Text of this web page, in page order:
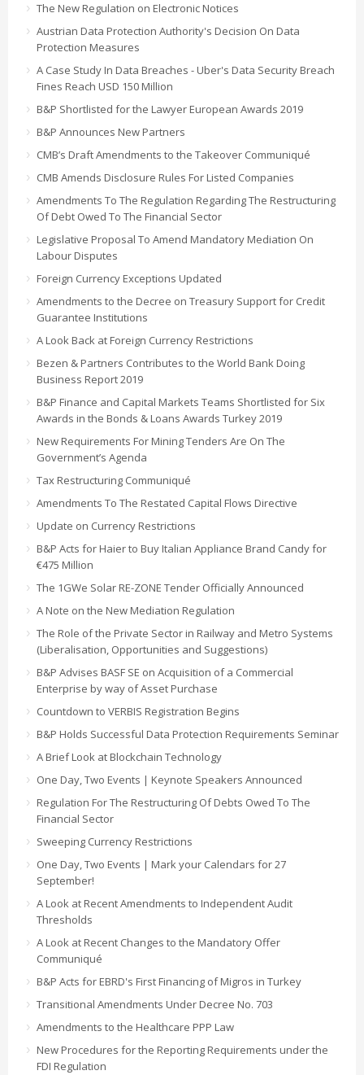
The New Regulation on Electronic Notices
Austrian Data Protection Authority's Decision On Data
Protection Measures
A Case Study In Data Breaches - Uber's Data Security Breach
Fines Reach USD 150 Million
B&P Shortlisted for the Lawyer European Awards 2019
B&P Announces New Partners
CMB’s Draft Amendments to the Takeover Communiqué
CMB Amends Disclosure Rules For Listed Companies
Amendments To The Regulation Regarding The Restructuring
Of Debt Owed To The Financial Sector
Legislative Proposal To Amend Mandatory Mediation On
Labour Disputes
Foreign Currency Exceptions Updated
Amendments to the Decree on Treasury Support for Credit
Guarantee Institutions
A Look Back at Foreign Currency Restrictions
Bezen & Partners Contributes to the World Bank Doing
Business Report 2019
B&P Finance and Capital Markets Teams Shortlisted for Six
Awards in the Bonds & Loans Awards Turkey 2019
New Requirements For Mining Tenders Are On The
Government’s Agenda
Tax Restructuring Communiqué
Amendments To The Restated Capital Flows Directive
Update on Currency Restrictions
B&P Acts for Haier to Buy Italian Appliance Brand Candy for
€475 Million
The 1GWe Solar RE-ZONE Tender Officially Announced
A Note on the New Mediation Regulation
The Role of the Private Sector in Railway and Metro Systems
(Liberalisation, Opportunities and Suggestions)
B&P Advises BASF SE on Acquisition of a Commercial
Enterprise by way of Asset Purchase
Countdown to VERBIS Registration Begins
B&P Holds Successful Data Protection Requirements Seminar
A Brief Look at Blockchain Technology
One Day, Two Events | Keynote Speakers Announced
Regulation For The Restructuring Of Debts Owed To The
Financial Sector
Sweeping Currency Restrictions
One Day, Two Events | Mark your Calendars for 27
September!
A Look at Recent Amendments to Independent Audit
Thresholds
A Look at Recent Changes to the Mandatory Offer
Communiqué
B&P Acts for EBRD's First Financing of Migros in Turkey
Transitional Amendments Under Decree No. 703
Amendments to the Healthcare PPP Law
New Procedures for the Reporting Requirements under the
FDI Regulation